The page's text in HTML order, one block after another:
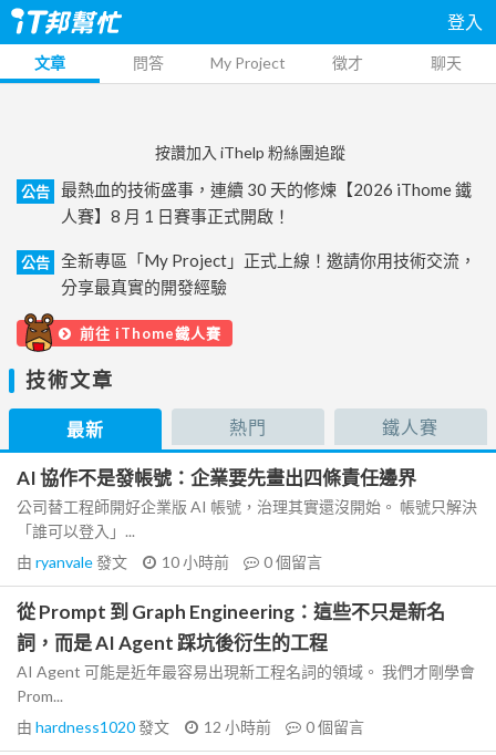
登入
文章 問答 My Project 徵才 聊天
按讚加入 iThelp 粉絲團追蹤
公告
最熱血的技術盛事，連續 30 天的修煉【2026 iThome 鐵
人賽】8 月 1 日賽事正式開啟！
公告
全新專區「My Project」正式上線！邀請你用技術交流，
分享最真實的開發經驗
前往 iThome鐵人賽
技術文章
最新 熱門 鐵人賽
AI 協作不是發帳號：企業要先畫出四條責任邊界
公司替工程師開好企業版 AI 帳號，治理其實還沒開始。 帳號只解決
「誰可以登入」...
由 ryanvale發文 10 小時前 0個留言
從 Prompt 到 Graph Engineering：這些不只是新名
詞，而是 AI Agent 踩坑後衍生的工程
AI Agent 可能是近年最容易出現新工程名詞的領域。 我們才剛學會
Prom...
由 hardness1020發文 12 小時前 0個留言